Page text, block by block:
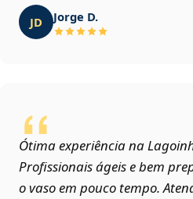
JD Jorge D.
Ótima experiência na
Profissionais ágeis e bem
o vaso em pouco tempo.